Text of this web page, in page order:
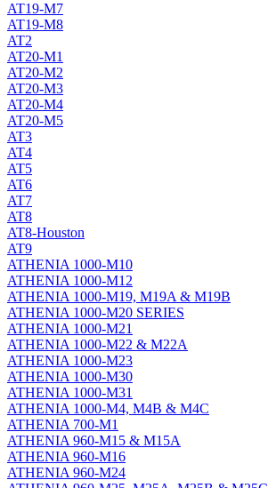
AT19-M7
AT19-M8
AT2
AT20-M1
AT20-M2
AT20-M3
AT20-M4
AT20-M5
AT3
AT4
AT5
AT6
AT7
AT8
AT8-Houston
AT9
ATHENIA 1000-M10
ATHENIA 1000-M12
ATHENIA 1000-M19, M19A & M19B
ATHENIA 1000-M20 SERIES
ATHENIA 1000-M21
ATHENIA 1000-M22 & M22A
ATHENIA 1000-M23
ATHENIA 1000-M30
ATHENIA 1000-M31
ATHENIA 1000-M4, M4B & M4C
ATHENIA 700-M1
ATHENIA 960-M15 & M15A
ATHENIA 960-M16
ATHENIA 960-M24